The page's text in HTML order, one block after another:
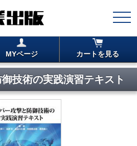
MYページ カートを見る
技術の実践演習テキスト